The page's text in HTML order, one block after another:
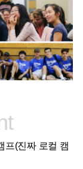
프(진짜 로컬 캠